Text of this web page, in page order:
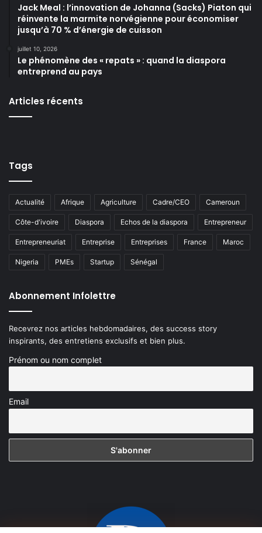
Jack Meal : l’innovation de Johanna (Sacks) Piaton qui
réinvente la marmite norvégienne pour économiser
jusqu’à 70 % d’énergie de cuisson
juillet 10, 2026
Le phénomène des « repats » : quand la diaspora
entreprend au pays
Articles récents
Tags
Actualité Afrique Agriculture Cadre/CEO Cameroun
Côte-d'ivoire Diaspora Echos de la diaspora Entrepreneur
Entrepreneuriat Entreprise Entreprises France Maroc
Nigeria PMEs Startup Sénégal
Abonnement Infolettre
Recevrez nos articles hebdomadaires, des success story
inspirants, des entretiens exclusifs et bien plus.
Prénom ou nom complet
Email